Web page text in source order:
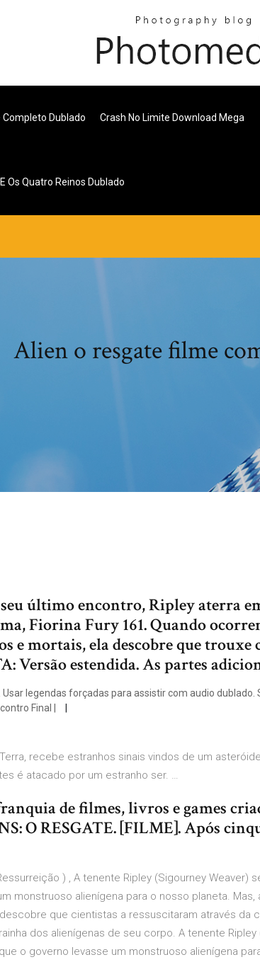
Dublado Crash No Limite Download Mega
Os Quatro Reinos Dublado
Alien o resgate filme
último encontro, Ripley aterra
Fiorina Fury 161. Quando
e mortais, ela descobre que trouxe
Versão estendida. As partes
legendas forçadas para assistir com audio dublado.
Final |
recebe estranhos sinais vindos de um
é atacado por um estranho ser. …
de filmes, livros e games
O RESGATE. [FILME]. Após
) , A tenente Ripley (Sigourney Weaver)
monstruoso alienígena para o nosso planeta. Mas,
que cientistas a ressuscitaram através da
dos alienígenas de seu corpo. A tenente Ripley
o governo levasse um monstruoso alienígena